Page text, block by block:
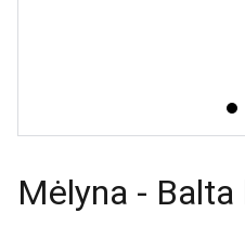
Mėlyna -